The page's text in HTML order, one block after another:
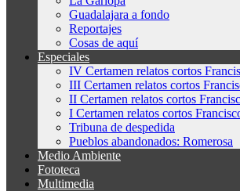
Guadalajara a fondo
Reportajes
Cosas de aquí
Especiales
IV Certamen relatos cortos
III Certamen relatos cortos
II Certamen relatos cortos
I Certamen relatos cortos
Tribuna de despedida
Pueblos abandonados: Romerosa
Medio Ambiente
Fototeca
Multimedia